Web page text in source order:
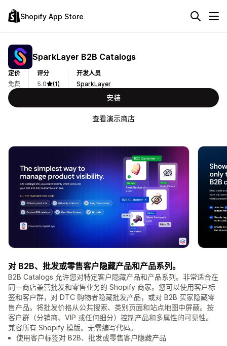
Shopify App Store
SparkLayer B2B Catalogs
定价
免费
评分
5.0
(1)
开发人员
SparkLayer
安装
查看演示商店
对 B2B、批发或零售客户隐藏产品和产品系列。
B2B Catalogs 允许您对特定客户隐藏产品和产品系列。非常适合在
同一商店兼营批发和零售业务的 Shopify 商家。您可以使用客户标
签和客户群，对 DTC 购物者隐藏批发产品，或对 B2B 买家隐藏零
售产品。将批发价格从公共搜索、类别页面和站点地图中屏蔽。按
客户群（分销商、VIP 或任何细分）控制产品和多属性的可见性。
兼容所有 Shopify 模版。无需编写代码。
使用客户标签对 B2B、批发或零售客户隐藏产品